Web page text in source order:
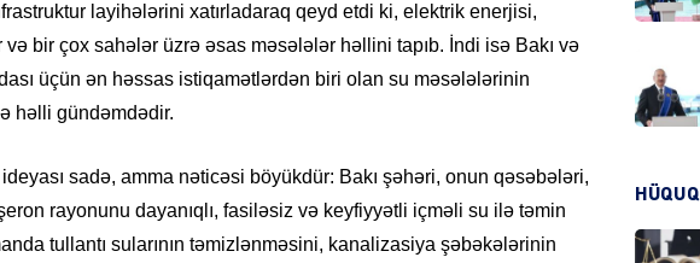
layihələrini xatırladaraq qeyd etdi ki, elektrik enerjisi,
bir çox sahələr üzrə əsas məsələlər həllini tapıb. İndi isə Bakı və
üçün ən həssas istiqamətlərdən biri olan su məsələlərinin
həlli gündəmdədir.
ideyası sadə, amma nəticəsi böyükdür: Bakı şəhəri, onun qəsəbələri,
rayonunu dayanıqlı, fasiləsiz və keyfiyyətli içməli su ilə təmin
tullantı sularının təmizlənməsini, kanalizasiya şəbəkələrinin
HÜQUQ